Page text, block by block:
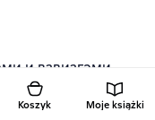
Koszyk Moje książki
и взвизгами,